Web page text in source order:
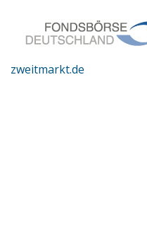
zweitmarkt.de